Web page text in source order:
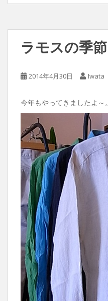
ラモスの季節
2014年4月30日 Iwata
今年もやってきましたよ～。